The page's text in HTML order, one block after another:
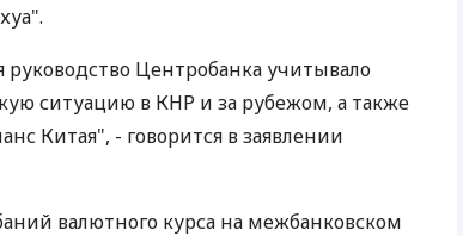
ПУТЕВОДИТЕЛИ ПО
БАНКОВСКИМ КАРТАМ
Центробанка учитывало
ситуацию в КНР и за рубежом, а также
Китая", - говорится в заявлении
валютного курса на межбанковском